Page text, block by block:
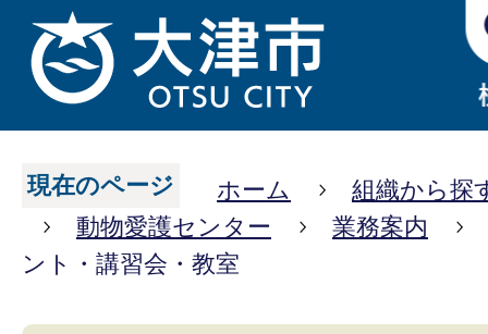
現在のページ ホーム
組織から探
動物愛護センター
業務案内
ント・講習会・教室